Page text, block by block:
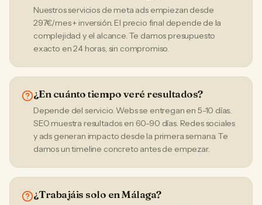
Nuestros servicios de meta ads empiezan desde
297€/mes + inversión. El precio final depende de la
complejidad y el alcance. Te damos presupuesto
exacto en 24 horas, sin compromiso.
¿En cuánto tiempo veré resultados?
Depende del servicio. Webs se entregan en 5-10 días.
SEO muestra resultados en 60-90 días. Redes sociales
y ads generan impacto desde la primera semana. Te
damos un timeline concreto antes de empezar.
¿Trabajáis solo en Málaga?